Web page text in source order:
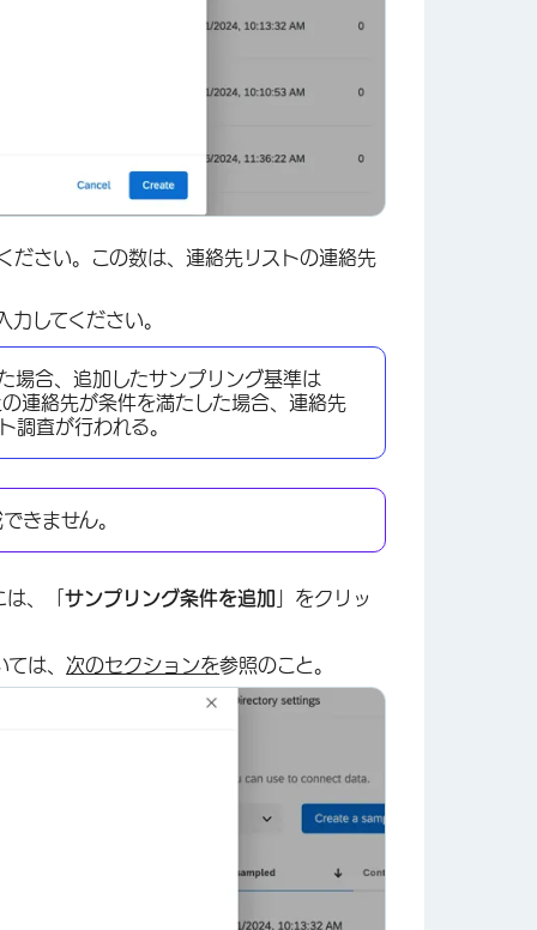
ださい。この数は、連絡先リストの連絡先
してください。
合、追加したサンプリング基準は
連絡先が条件を満たした場合、連絡先
査が行われる。
きません。
は、「サンプリング条件を追加 」をクリッ
は、 次のセクションを参照のこと。